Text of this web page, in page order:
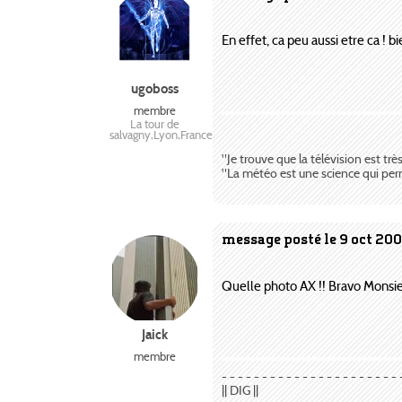
ugoboss
membre
La tour de
salvagny,Lyon,France
En effet, ca peu aussi etre ca !
"Je trouve que la télévision est
"La météo est une science qui
message posté le 9 oct
Jaick
membre
Quelle photo AX !! Bravo
- - - - - - - - - - - - - - - - - - - - - -
|| DIG ||